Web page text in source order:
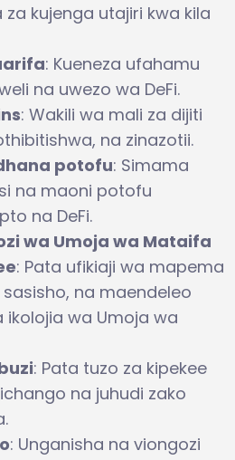
kujenga utajiri kwa kila
: Kueneza ufahamu
na uwezo wa DeFi.
: Wakili wa mali za dijiti
na zinazotii.
potofu: Simama
na maoni potofu
na DeFi.
wa Umoja wa Mataifa
: Pata ufikiaji wa mapema
na maendeleo
wa Umoja wa
: Pata tuzo za kipekee
na juhudi zako
: Unganisha na viongozi